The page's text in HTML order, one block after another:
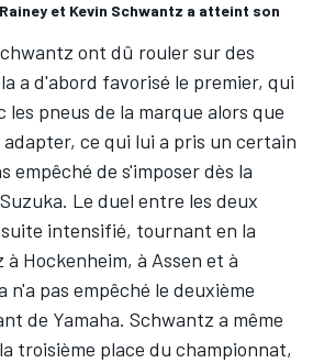
et Kevin Schwantz a atteint son
ont dû rouler sur des
a d'abord favorisé le premier, qui
les pneus de la marque alors que
ce qui lui a pris un certain
empêché de s'imposer dès la
Le duel entre les deux
suite intensifié, tournant en la
Hockenheim, à Assen et à
n'a pas empêché le deuxième
de Yamaha. Schwantz a même
troisième place du championnat,